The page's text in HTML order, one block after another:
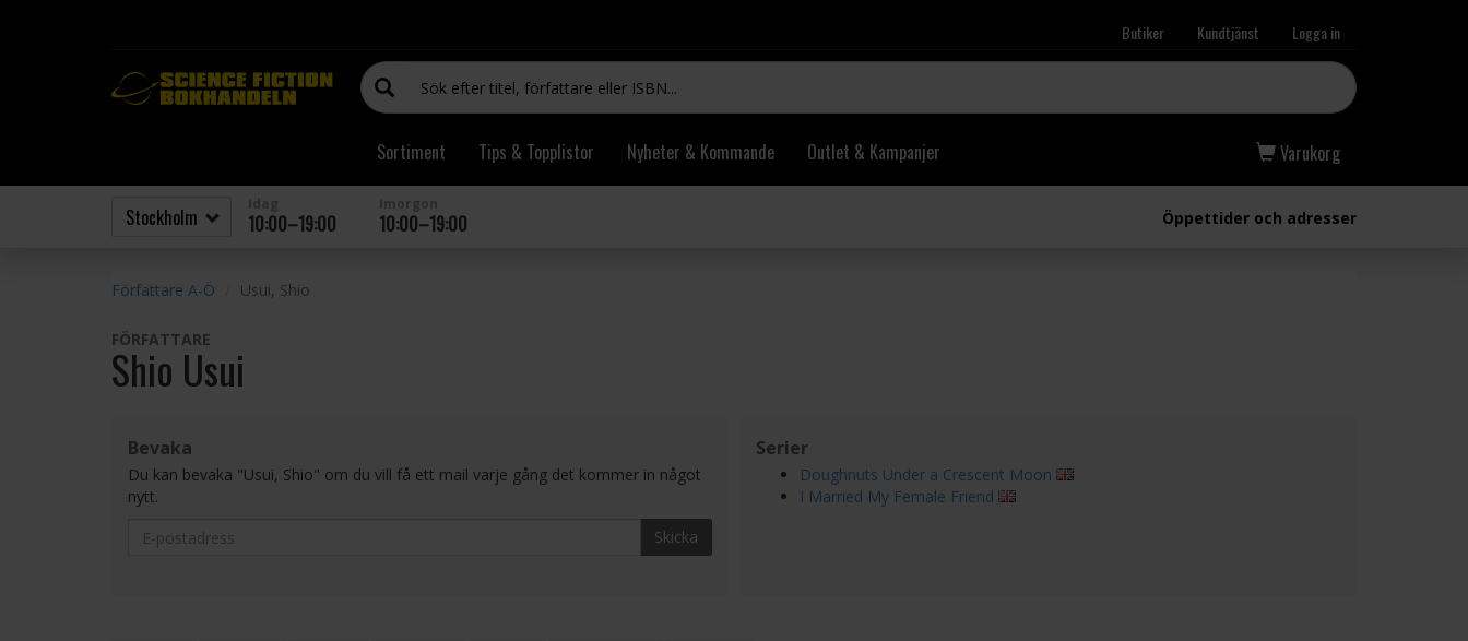
Butiker Kundtjänst Logga in
Sortiment Tips & Topplistor Nyheter & Kommande Outlet & Kampanjer Varukorg
10:00–19:00 10:00–19:00 Öppettider och adresser
Författare A-Ö Usui, Shio
FÖRFATTARE
Shio Usui
Bevaka
Du kan bevaka "Usui, Shio" om du vill få ett mail varje gång det kommer in något
nytt.
Skicka
Serier
Doughnuts Under a Crescent Moon
I Married My Female Friend